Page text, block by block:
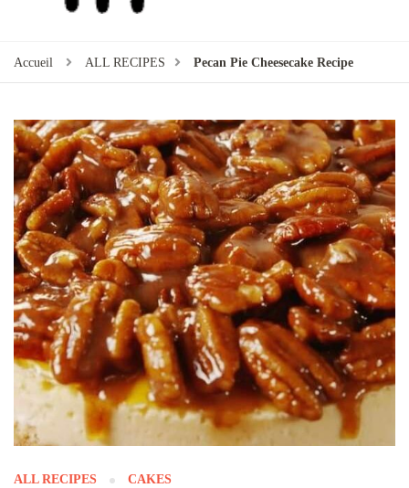
Accueil ALL RECIPES Pecan Pie Cheesecake Recipe
ALL RECIPES CAKES